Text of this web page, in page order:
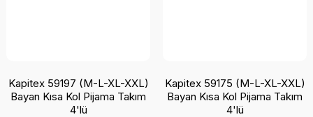
Kapitex 59197 (M-L-XL-XXL)
Bayan Kısa Kol Pijama Takım
4'lü
Kapitex 59175 (M-L-XL-XXL)
Bayan Kısa Kol Pijama Takım
4'lü